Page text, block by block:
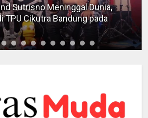
Sutrisno Meninggal Dunia,
TPU Cikutra Bandung pada